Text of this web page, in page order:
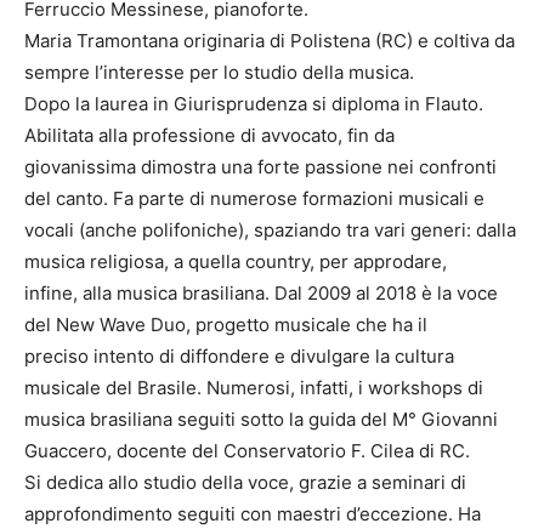
Ferruccio Messinese, pianoforte.
Maria Tramontana originaria di Polistena (RC) e coltiva da
sempre l’interesse per lo studio della musica.
Dopo la laurea in Giurisprudenza si diploma in Flauto.
Abilitata alla professione di avvocato, fin da
giovanissima dimostra una forte passione nei confronti
del canto. Fa parte di numerose formazioni musicali e
vocali (anche polifoniche), spaziando tra vari generi: dalla
musica religiosa, a quella country, per approdare,
infine, alla musica brasiliana. Dal 2009 al 2018 è la voce
del New Wave Duo, progetto musicale che ha il
preciso intento di diffondere e divulgare la cultura
musicale del Brasile. Numerosi, infatti, i workshops di
musica brasiliana seguiti sotto la guida del M° Giovanni
Guaccero, docente del Conservatorio F. Cilea di RC.
Si dedica allo studio della voce, grazie a seminari di
approfondimento seguiti con maestri d’eccezione. Ha